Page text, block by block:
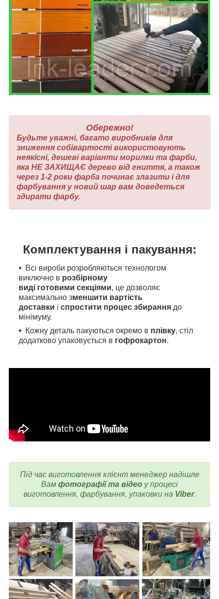
Обережно!
Будьте уважні, багато виробників для
зниження собівартості використовують
неякісні, дешеві варіанти морилки та фарби,
яка НЕ ЗАХИЩАЄ дерево від гниття, а також
через 1-2 роки фарба починає злазити і для
фарбування у новий шар вам доведеться
здирати фарбу.
Комплектування і пакування:
Всі вироби розробляються технологом
виключно в розбірному
виді готовими секціями, це дозволяє
максимально зменшити вартість
доставки і спростити процес збирання до
мінімуму.
Кожну деталь пакуються окремо в плівку, стіл
додатково упаковується в гофрокартон.
Під час виготовлення клієнт менеджер надішле
Вам фотографії та відео у процесі
виготовлення, фарбування, упаковки на Viber.